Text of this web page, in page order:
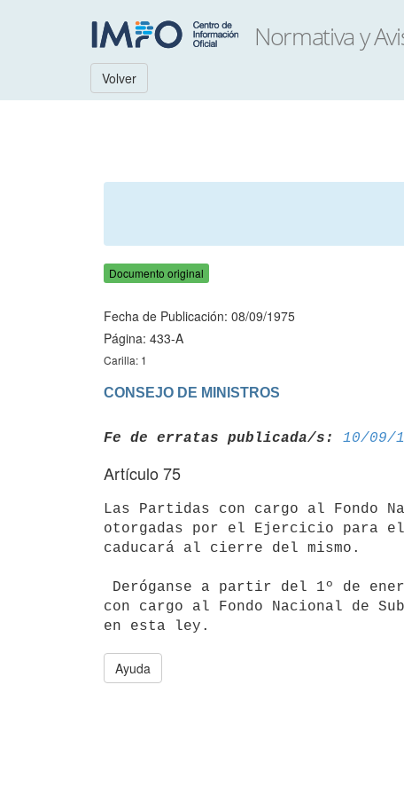
Volver
Documento original
Fecha de Publicación: 08/09/1975
Página: 433-A
Carilla: 1
CONSEJO DE MINISTROS
Fe de erratas publicada/s: 10/09/
Artículo 75
Las Partidas con cargo al Fondo
otorgadas por el Ejercicio para
caducará al cierre del mismo.
con cargo al Fondo Nacional de
Ayuda